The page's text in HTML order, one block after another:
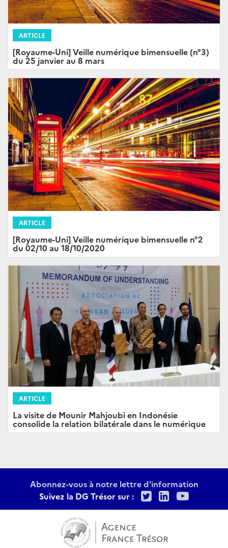
ARTICLE
[Royaume-Uni] Veille numérique bimensuelle (n°3)
du 25 janvier au 8 mars
ARTICLE
[Royaume-Uni] Veille numérique bimensuelle n°2
du 02/10 au 18/10/2020
ARTICLE
La visite de Mounir Mahjoubi en Indonésie
consolide la relation bilatérale dans le numérique
Abonnez-vous à notre lettre d'information
Suivez la DG Trésor sur :
TwitterLinkedIn